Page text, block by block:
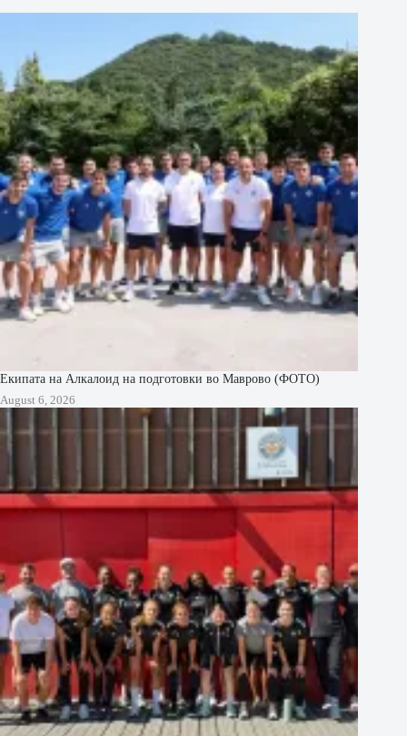
Екипата на Алкалоид на подготовки во Маврово (ФОТО)
August 6, 2026